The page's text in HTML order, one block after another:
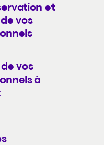
et
vos
vos
à